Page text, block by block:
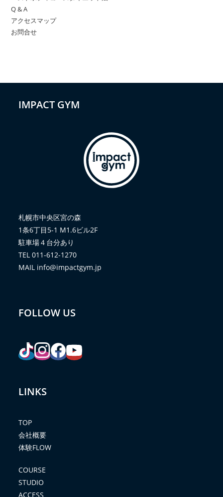
Q & A
アクセスマップ
お問合せ
IMPACT GYM
札幌市中央区宮の森
1条6丁目5-1 M1.6ビル2F
駐車場４台分あり
TEL 011-612-1270
MAIL info@impactgym.jp
FOLLOW US
LINKS
TOP
会社概要
体験FLOW
COURSE
STUDIO
ACCESS